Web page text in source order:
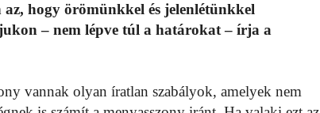
hogy örömünkkel és jelenlétünkkel
– nem lépve túl a határokat – írja a
vannak olyan íratlan szabályok, amelyek nem